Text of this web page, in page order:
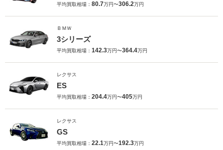
平均買取相場： 80.7万円〜306.2万円
ＢＭＷ
3シリーズ
平均買取相場： 142.3万円〜364.4万円
レクサス
ES
平均買取相場： 204.4万円〜405万円
レクサス
GS
平均買取相場： 22.1万円〜192.3万円